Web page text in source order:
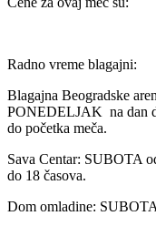
Radno vreme blagajni:
Blagajna Beogradske
PONEDELJAK na dan
do početka meča.
Sava Centar: SUBOTA
do 18 časova.
Dom omladine: